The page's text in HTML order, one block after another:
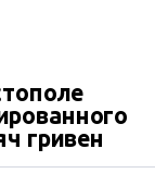
гривен